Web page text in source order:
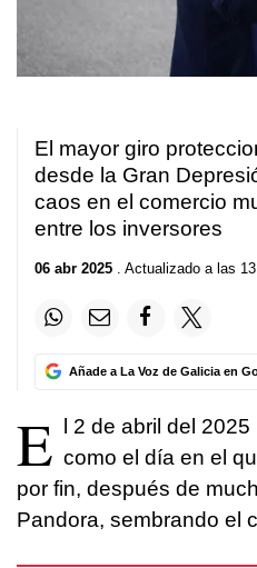
El mayor giro
desde la Gran
caos en el comercio
entre los inversores
06 abr 2025 . Actualizado a las
Añade a La Voz de Galicia en
E l 2 de abril del
como el día en el
por fin, después de
Pandora, sembrando el